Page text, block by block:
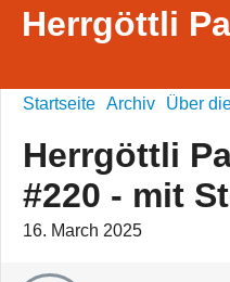
Herrgöttli
Startseite Archiv Über
Herrgöttli
#220 - mit
16. March 2025